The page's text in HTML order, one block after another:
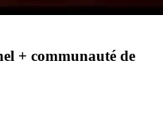
+ communauté de